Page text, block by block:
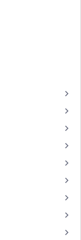
keyboard_arrow_right
keyboard_arrow_right
keyboard_arrow_right
keyboard_arrow_right
keyboard_arrow_right
keyboard_arrow_right
keyboard_arrow_right
keyboard_arrow_right
keyboard_arrow_right